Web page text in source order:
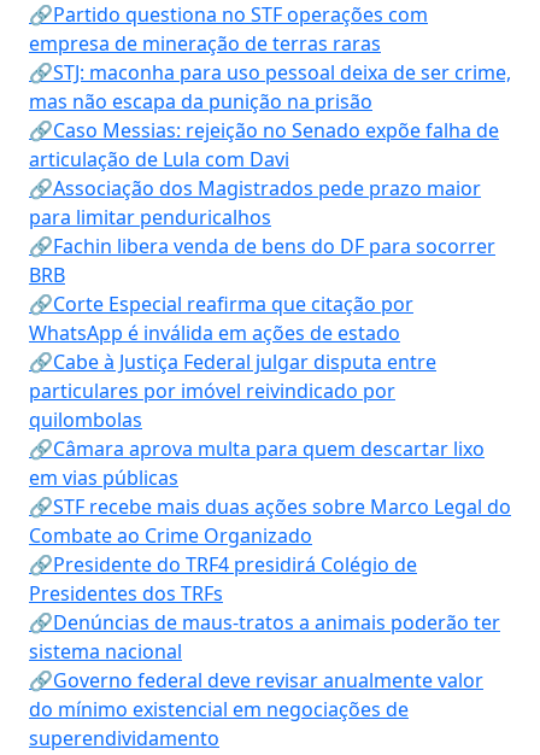
🔗Partido questiona no STF operações com
empresa de mineração de terras raras
🔗STJ: maconha para uso pessoal deixa de ser crime,
mas não escapa da punição na prisão
🔗Caso Messias: rejeição no Senado expõe falha de
articulação de Lula com Davi
🔗Associação dos Magistrados pede prazo maior
para limitar penduricalhos
🔗Fachin libera venda de bens do DF para socorrer
BRB
🔗Corte Especial reafirma que citação por
WhatsApp é inválida em ações de estado
🔗Cabe à Justiça Federal julgar disputa entre
particulares por imóvel reivindicado por
quilombolas
🔗Câmara aprova multa para quem descartar lixo
em vias públicas
🔗STF recebe mais duas ações sobre Marco Legal do
Combate ao Crime Organizado
🔗Presidente do TRF4 presidirá Colégio de
Presidentes dos TRFs
🔗Denúncias de maus-tratos a animais poderão ter
sistema nacional
🔗Governo federal deve revisar anualmente valor
do mínimo existencial em negociações de
superendividamento